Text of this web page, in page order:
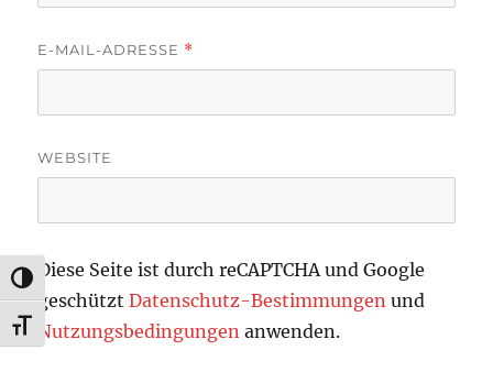
UMSCHALTEN AUF HOHE KONTRASTE
SCHRIFT VERGRÖSSERN
E-MAIL-ADRESSE *
WEBSITE
Diese Seite ist durch reCAPTCHA und Google
geschütztDatenschutz-Bestimmungen und
Nutzungsbedingungen anwenden.